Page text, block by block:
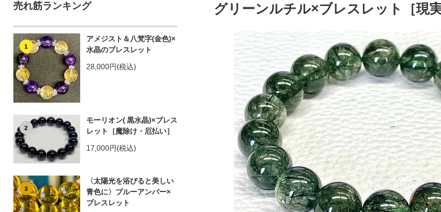
売れ筋ランキング
1
アメジスト＆八梵字(金色)×
水晶のブレスレット
28,000円(税込)
2
モーリオン( 黒水晶)×ブレス
レット［魔除け・厄払い］
17,000円(税込)
3
〈太陽光を浴びると美しい
青色に〉ブルーアンバー×
ブレスレット
グリーンルチル×ブレスレット［現